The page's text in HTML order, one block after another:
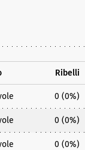
Ribelli
0 (0%)
0 (0%)
0 (0%)